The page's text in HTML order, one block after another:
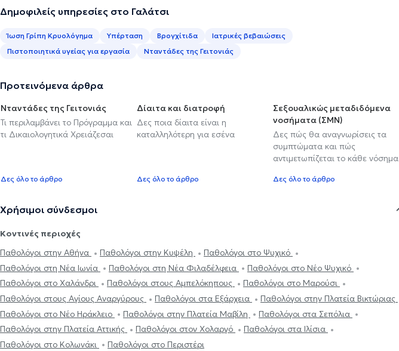
Δημοφιλείς υπηρεσίες στο Γαλάτσι
Ίωση Γρίπη Κρυολόγημα Υπέρταση Βρογχίτιδα
Ιατρικές βεβαιώσεις
Πιστοποιητικά υγείας για εργασία
Νταντάδες της Γειτονιάς
Προτεινόμενα άρθρα
Νταντάδες της Γειτονιάς
Τι περιλαμβάνει το Πρόγραμμα και
τι Δικαιολογητικά Χρειάζεσαι
Δες όλο το άρθρο
Δίαιτα και διατροφή
Δες ποια δίαιτα είναι η
καταλληλότερη για εσένα
Δες όλο το άρθρο
Σεξουαλικώς μεταδιδόμενα
νοσήματα (ΣΜΝ)
Δες πώς θα αναγνωρίσεις τα
συμπτώματα και πώς
αντιμετωπίζεται το κάθε νόσημα
Δες όλο το άρθρο
Χρήσιμοι σύνδεσμοι
Κοντινές περιοχές
Παθολόγοι στην Αθήνα
Παθολόγοι στην Κυψέλη
Παθολόγοι στο Ψυχικό
Παθολόγοι στη Νέα Ιωνία
Παθολόγοι στη Νέα Φιλαδέλφεια
Παθολόγοι στο Νέο Ψυχικό
Παθολόγοι στο Χαλάνδρι
Παθολόγοι στους Αμπελόκηπους
Παθολόγοι στο Μαρούσι
Παθολόγοι στους Αγίους Αναργύρους
Παθολόγοι στα Εξάρχεια
Παθολόγοι στην Πλατεία Βικτώριας
Παθολόγοι στο Νέο Ηράκλειο
Παθολόγοι στην Πλατεία Μαβίλη
Παθολόγοι στα Σεπόλια
Παθολόγοι στην Πλατεία Αττικής
Παθολόγοι στον Χολαργό
Παθολόγοι στα Ιλίσια
Παθολόγοι στο Κολωνάκι
Παθολόγοι στο Περιστέρι